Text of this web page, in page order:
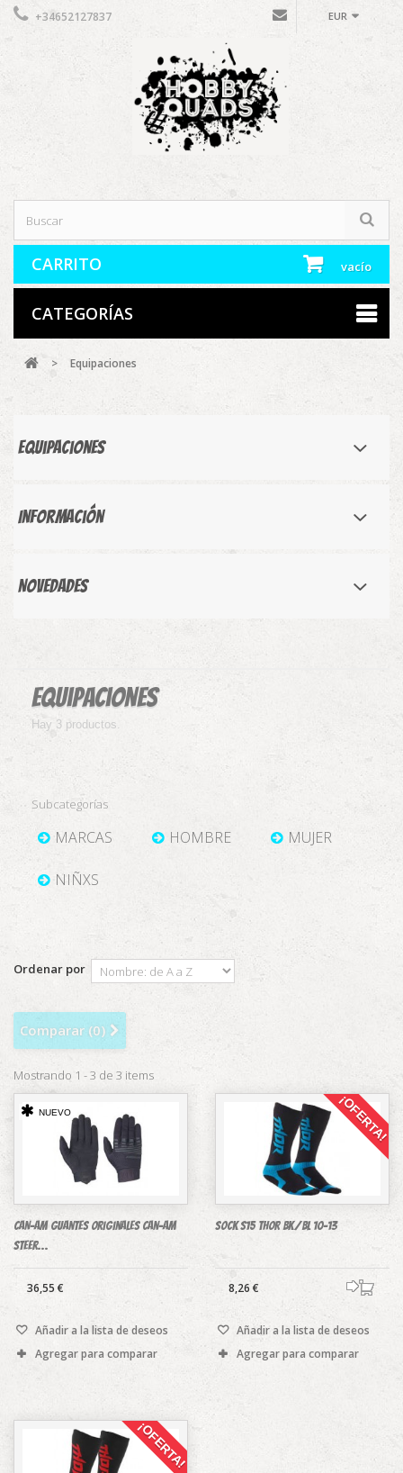
EUR
+34652127837
CARRITO vacío
CATEGORÍAS
> Equipaciones
Equipaciones
Información
Novedades
Equipaciones
Hay 3 productos.
Subcategorías
MARCAS HOMBRE MUJER
NIÑXS
Ordenar por
Comparar (0)
Mostrando 1 - 3 de 3 items
NUEVO
CAN-AM guantes originales Can-Am
Steer...
36,55 €
Añadir a la lista de deseos
Agregar para comparar
¡OFERTA!
SOCK S15 THOR BK/BL 10-13
8,26 €
Añadir a la lista de deseos
Agregar para comparar
¡OFERTA!